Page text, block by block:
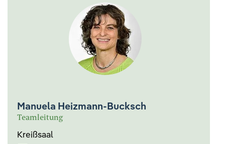
Manuela Heizmann-Bucksch
Teamleitung
Kreißsaal